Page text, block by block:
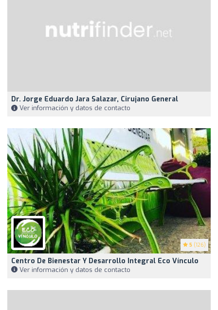
Dr. Jorge Eduardo Jara Salazar, Cirujano General
Ver información y datos de contacto
5 (126)
Centro De Bienestar Y Desarrollo Integral Eco Vínculo
Ver información y datos de contacto